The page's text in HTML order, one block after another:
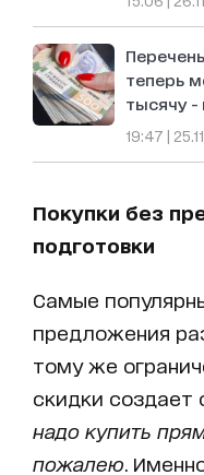
теперь
тысячу -
19:47 |
Покупки без
подготовки
Самые
предложения
тому же
скидки создает
надо купить
пожалею .